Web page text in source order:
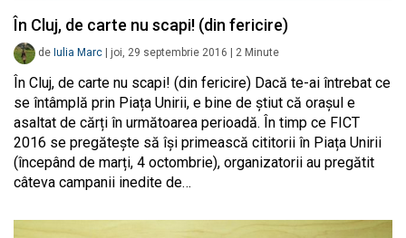
În Cluj, de carte nu scapi! (din fericire)
de Iulia Marc joi, 29 septembrie 2016 2 Minute
În Cluj, de carte nu scapi! (din fericire) Dacă te-ai întrebat ce
se întâmplă prin Piața Unirii, e bine de știut că orașul e
asaltat de cărți în următoarea perioadă. În timp ce FICT
2016 se pregătește să își primească cititorii în Piața Unirii
(începând de marți, 4 octombrie), organizatorii au pregătit
câteva campanii inedite de…